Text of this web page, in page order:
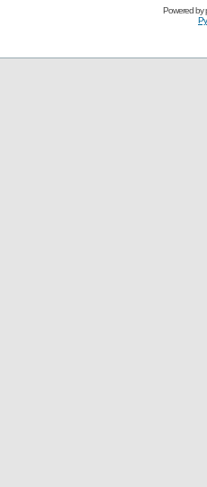
Powered by